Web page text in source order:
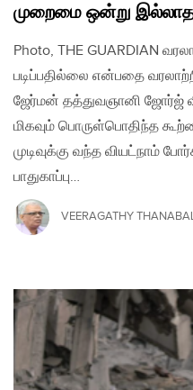
முறைமை ஒன்று
Photo, THE GUARDIAN
படிப்பதில்லை என்பதை
ஜேர்மன் தத்துவஞானி ஜோர்ஜ்
மிகவும் பொருள்பொதிந்த
முடிவுக்கு வந்த வியட்நாம்
பாதுகாப்பு…
VEERAGATHY